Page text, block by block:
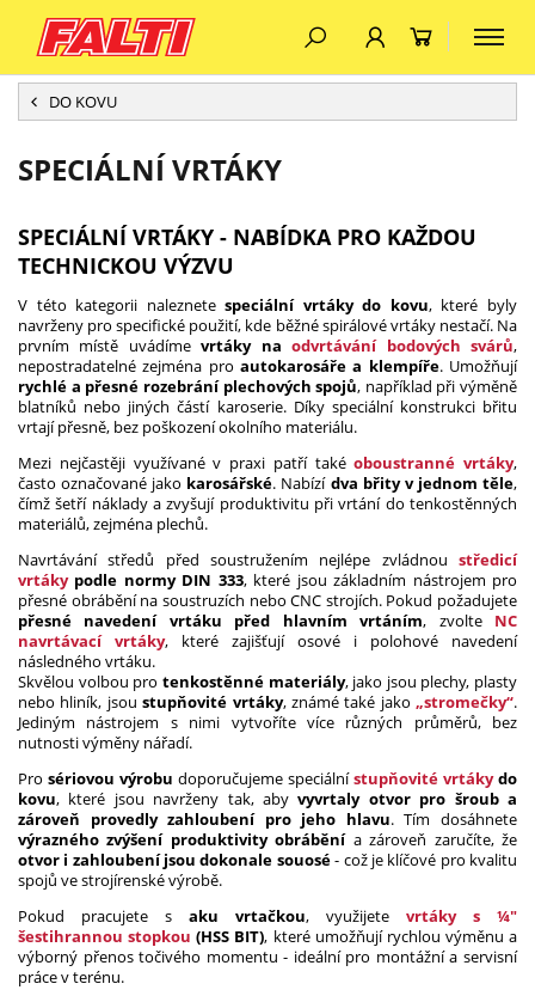
DO KOVU
SPECIÁLNÍ VRTÁKY
SPECIÁLNÍ VRTÁKY - NABÍDKA PRO KAŽDOU
TECHNICKOU VÝZVU
V této kategorii naleznetespeciální vrtáky do kovu, které byly
navrženy pro specifické použití, kde běžné spirálové vrtáky nestačí. Na
prvním místě uvádímevrtáky naodvrtávání bodových svárů,
nepostradatelné zejména pro autokarosáře a klempíře. Umožňují
rychlé a přesné rozebrání plechových spojů, například při výměně
blatníků nebo jiných částí karoserie. Díky speciální konstrukci břitu
vrtají přesně, bez poškození okolního materiálu.
Mezi nejčastěji využívané v praxi patří takéoboustranné vrtáky,
často označované jako karosářské. Nabízí dva břity v jednom těle,
čímž šetří náklady a zvyšují produktivitu při vrtání do tenkostěnných
materiálů, zejména plechů.
Navrtávání středů před soustružením nejlépe zvládnou středicí
vrtákypodle normy DIN 333, které jsou základním nástrojem pro
přesné obrábění na soustruzích nebo CNC strojích. Pokud požadujete
přesné navedení vrtáku před hlavním vrtáním, zvolte NC
navrtávací vrtáky, které zajišťují osové i polohové navedení
následného vrtáku.
Skvělou volbou pro tenkostěnné materiály, jako jsou plechy, plasty
nebo hliník, jsoustupňovité vrtáky, známé také jako „stromečky“.
Jediným nástrojem s nimi vytvoříte více různých průměrů, bez
nutnosti výměny nářadí.
Pro sériovou výrobu doporučujeme speciálnístupňovité vrtákydo
kovu, které jsou navrženy tak, abyvyvrtaly otvor pro šroub a
zároveň provedly zahloubení pro jeho hlavu. Tím dosáhnete
výrazného zvýšení produktivity obráběnía zároveň zaručíte, že
otvor i zahloubení jsou dokonale souosé- což je klíčové pro kvalitu
spojů ve strojírenské výrobě.
Pokud pracujete s aku vrtačkou, využijete vrtáky s ¼"
šestihrannou stopkou (HSS BIT), které umožňují rychlou výměnu a
výborný přenos točivého momentu - ideální pro montážní a servisní
práce v terénu.